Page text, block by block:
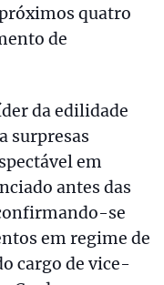
quatro
de
da edilidade
surpresas
em
antes das
se
em regime de
cargo de vice-